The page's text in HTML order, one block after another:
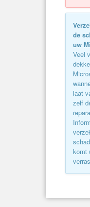
de
uw
Veel
laat
zelf
komt